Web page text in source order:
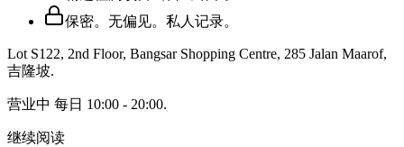
保密。无偏见。私人记录。
Lot S122, 2nd Floor, Bangsar Shopping Centre, 285 Jalan Maarof,
吉隆坡.
营业中 每日 10:00 - 20:00.
继续阅读